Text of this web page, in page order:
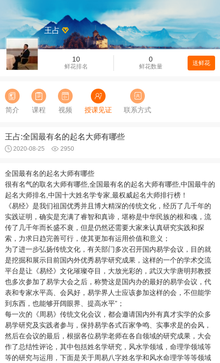
10
鲜花排名
0
鲜花数量 送鲜花
王占
简介 课程 视频 授课见证 联系方式
王占:全国最有名的起名大师有哪些
2020-08-25 2950
全国最有名的起名大师有哪些
很有名气的取名大师有哪些,全国最有名的起名大师有哪些,中国最牛的
起名大师排名,中国十大姓名学专家,最权威起名大师排行榜！
《易经》是我们祖国优秀并且博大精深的传统文化，经历了几千年的
实践证明，确实是充满了睿智和真谛，堪称是中华民族的根和魂，流
传了几千年而长盛不衰，但是仍然还需要大家来认真研究实践和探
索，力求日趋完善可行，使其更加有运用价值和意义；
为了进一步弘扬传统文化，有关部门多次召开国内易学会议，目的就
是挖掘和展示目前国内外优秀易学研究成果，这样的一个的学术交流
平台是让《易经》文化璀璨夺目，大放光彩的，武汉大学唐明邦教授
也多次参加了易学大会之后，称赞这是国内办的最好的易学会议，代
表和专家水平高、会风好，易学界人士应该参加这样的会，不但能学
到东西，也能够开阔眼界、提高水平”；
每一次的《周易》传统文化会议，都会邀请国内外有真才实学的众多
易学研究及实践者参与，保持易学各式百家争鸣、实事求是的会风，
然后在会议的最后，根据各位易学老师在各自领域的研究成果，大会
作了总结性评论，其中包括姓名学研究，风水学领域，命理学领域等
等的研究与运用，下面是关于周易八字姓名学和风水命理学等等领域